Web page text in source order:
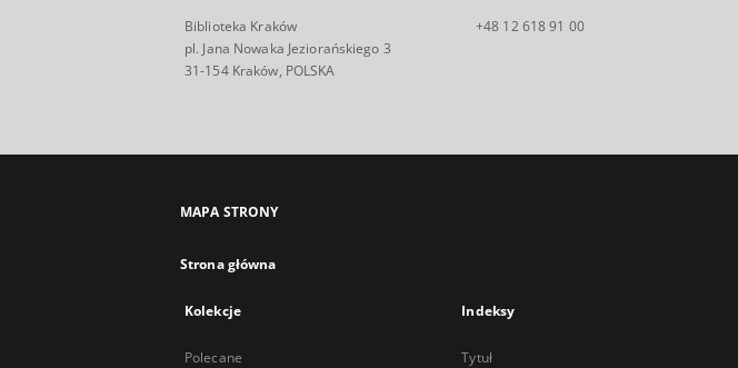
Biblioteka Kraków
pl. Jana Nowaka Jeziorańskiego 3
31-154 Kraków, POLSKA
+48 12 618 91 00
MAPA STRONY
Strona główna
Kolekcje
Polecane
Indeksy
Tytuł